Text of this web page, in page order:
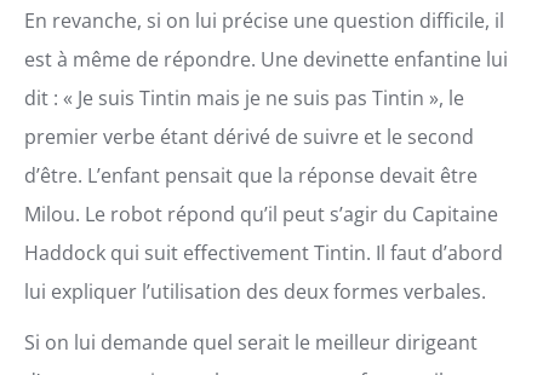
En revanche, si on lui précise une question difficile, il
est à même de répondre. Une devinette enfantine lui
dit : « Je suis Tintin mais je ne suis pas Tintin », le
premier verbe étant dérivé de suivre et le second
d’être. L’enfant pensait que la réponse devait être
Milou. Le robot répond qu’il peut s’agir du Capitaine
Haddock qui suit effectivement Tintin. Il faut d’abord
lui expliquer l’utilisation des deux formes verbales.
Si on lui demande quel serait le meilleur dirigeant